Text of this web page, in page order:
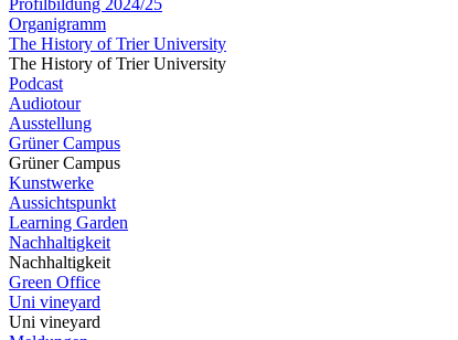
Profilbildung 2024/25
Organigramm
The History of Trier University
The History of Trier University
Podcast
Audiotour
Ausstellung
Grüner Campus
Grüner Campus
Kunstwerke
Aussichtspunkt
Learning Garden
Nachhaltigkeit
Nachhaltigkeit
Green Office
Uni vineyard
Uni vineyard